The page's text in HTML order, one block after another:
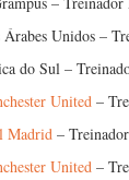
Unidos –
do Sul –
United –
Madrid –
United –